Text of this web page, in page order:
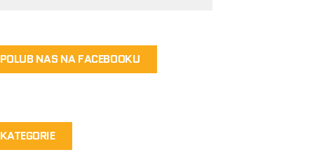
POLUB NAS NA FACEBOOKU
KATEGORIE